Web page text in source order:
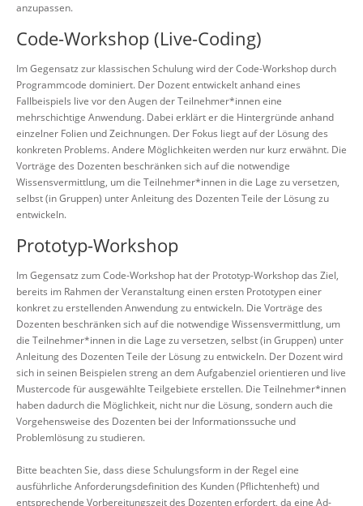
anzupassen.
Code-Workshop (Live-Coding)
Im Gegensatz zur klassischen Schulung wird der Code-Workshop durch
Programmcode dominiert. Der Dozent entwickelt anhand eines
Fallbeispiels live vor den Augen der Teilnehmer*innen eine
mehrschichtige Anwendung. Dabei erklärt er die Hintergründe anhand
einzelner Folien und Zeichnungen. Der Fokus liegt auf der Lösung des
konkreten Problems. Andere Möglichkeiten werden nur kurz erwähnt. Die
Vorträge des Dozenten beschränken sich auf die notwendige
Wissensvermittlung, um die Teilnehmer*innen in die Lage zu versetzen,
selbst (in Gruppen) unter Anleitung des Dozenten Teile der Lösung zu
entwickeln.
Prototyp-Workshop
Im Gegensatz zum Code-Workshop hat der Prototyp-Workshop das Ziel,
bereits im Rahmen der Veranstaltung einen ersten Prototypen einer
konkret zu erstellenden Anwendung zu entwickeln. Die Vorträge des
Dozenten beschränken sich auf die notwendige Wissensvermittlung, um
die Teilnehmer*innen in die Lage zu versetzen, selbst (in Gruppen) unter
Anleitung des Dozenten Teile der Lösung zu entwickeln. Der Dozent wird
sich in seinen Beispielen streng an dem Aufgabenziel orientieren und live
Mustercode für ausgewählte Teilgebiete erstellen. Die Teilnehmer*innen
haben dadurch die Möglichkeit, nicht nur die Lösung, sondern auch die
Vorgehensweise des Dozenten bei der Informationssuche und
Problemlösung zu studieren.
Bitte beachten Sie, dass diese Schulungsform in der Regel eine
ausführliche Anforderungsdefinition des Kunden (Pflichtenheft) und
entsprechende Vorbereitungszeit des Dozenten erfordert, da eine Ad-